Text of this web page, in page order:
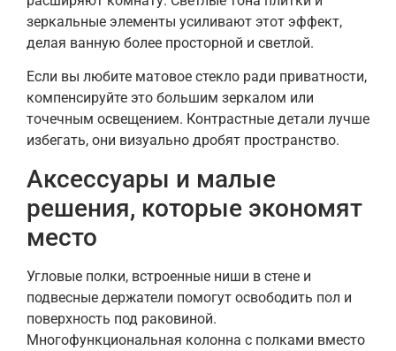
зеркальные элементы усиливают этот эффект,
делая ванную более просторной и светлой.
Если вы любите матовое стекло ради приватности,
компенсируйте это большим зеркалом или
точечным освещением. Контрастные детали лучше
избегать, они визуально дробят пространство.
Аксессуары и малые
решения, которые экономят
место
Угловые полки, встроенные ниши в стене и
подвесные держатели помогут освободить пол и
поверхность под раковиной.
Многофункциональная колонна с полками вместо